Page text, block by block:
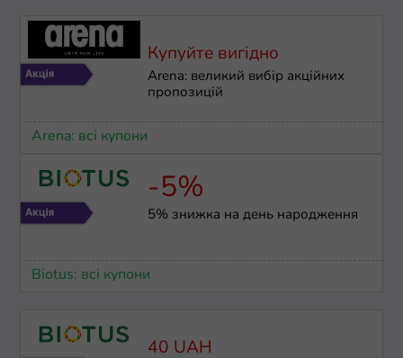
Купуйте вигідно
Arena: великий вибір акційних
пропозицій
Arena: всі купони
-5%
5% знижка на день народження
Biotus: всі купони
40 UAH